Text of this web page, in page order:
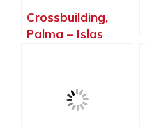
Crossbuilding,
Palma – Islas